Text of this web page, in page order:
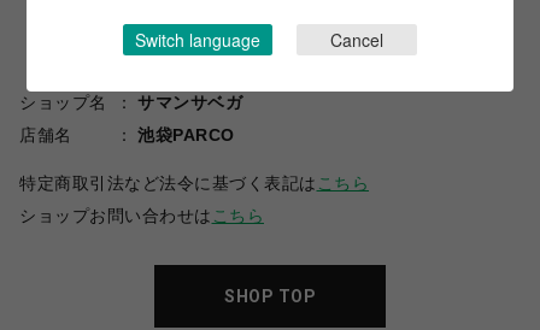
ショップ名
サマンサベガ
店舗名
池袋PARCO
特定商取引法など法令に基づく表記は こちら
ショップお問い合わせは こちら
SHOP TOP
Switch language Cancel